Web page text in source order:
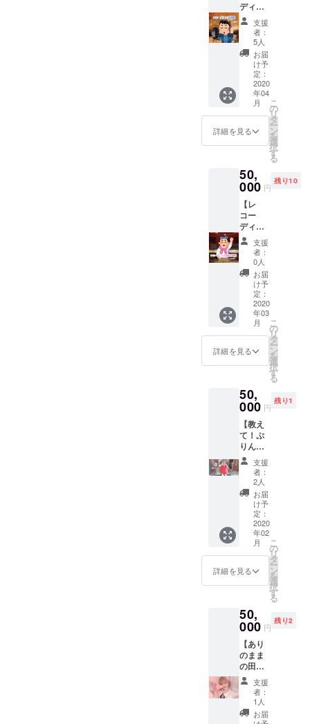
ご負担
下さい
ませ。
（同行
者分は
無しで
大丈夫
です）
※同行者
あり（2
※リター
ンは、
月まで
ご対応
可能で
す！閉
じる
ニュー
を決め
ておい
て下さ
いま
せ。 ※
材料代
はこち
らでご
用意い
たしま
す（高
より不
可） ※
同行者
あり（2
時間）
※リター
ンは、
2020年
2月〜5
月まで
ご対応
可能で
す！
ディン
グ体
験】
コース
エミュ
リボン
のテー
マソン
グにな
りつつ
ある
「パピ
ネス⭐︎ド
リーミ
をあな
たの声
でレ
コー
ディン
グ収
録！ ※
栗原ゆ
うディ
レク
ション
付！
（東
京・大
阪お選
び出来
ます）
なりま
す！
支援
者：
5人
お届
け予
定：
2020
年04
月
詳細を見る
こ
の
リ
タ
ー
ン
を
選
択
す
る
50,
000 円
残り10
【レ
コー
ディン
グ風景
を観
察】
コース
エミュ
リボン
のテー
マソン
グにな
りつつ
ある
「パピ
ネス⭐︎ド
ング」
念願の
エミュ
リボン
キャス
トがレ
コー
ディン
グ！プ
ロ
デュー
サーに
なった
気分
に！ ※
肩から
かける
出しあ
り （東
京・大
阪お選
び出来
ます）
※「パピ
ネス⭐︎ド
リーミ
ング」
支援
者：
0人
お届
け予
定：
2020
年03
月
詳細を見る
こ
の
リ
タ
ー
ン
を
選
択
す
る
50,
000 円
残り1
【教え
て！ぷ
りん先
生】
コース
ぷりん
とプリ
ン作
り・ぷ
りんと
簡単服
作り・
ぷりん
とタピ
オカ巡
りの３
お選び
下さい
ませ！
※服作り
の生地
などの
費用、
タピオ
カ代の
み、ご
支援
者：
2人
お届
け予
定：
2020
年02
月
詳細を見る
こ
の
リ
タ
ー
ン
を
選
択
す
る
50,
000 円
残り2
【あり
のまま
の田中
と行く
○○○】
コース
スケー
トレッ
支援
者：
1人
お届